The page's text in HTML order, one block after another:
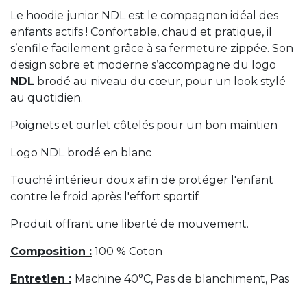
Le hoodie junior NDLest le compagnon idéal des
enfants actifs ! Confortable, chaud et pratique, il
s’enfile facilement grâce à sa fermeture zippée. Son
design sobre et moderne s’accompagne du logo
NDL brodé au niveau du cœur, pour un look stylé
au quotidien.
Poignets et ourlet côtelés pour un bon maintien
Logo NDL brodé en blanc
Touché intérieur doux afin de protéger l'enfant
contre le froid après l'effort sportif
Produit offrant une liberté de mouvement.
Composition : 100 % Coton
Entretien : Machine 40°C, Pas de blanchiment, Pas